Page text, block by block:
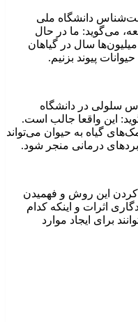
دانشگاه ملی
می‌گوید: ما در حال
سال در گیاهان
پیوند بزنیم.
سلولی در دانشگاه
این واقعا جالب است.
گیاه به حیوان می‌تواند
درمانی منجر شود.
کردن این روش و فهمیدن
اثرات و اینکه کدام
برای ایجاد موارد